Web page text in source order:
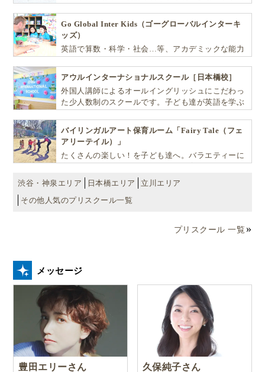
Go Global Inter Kids（ゴーグローバルインターキ
ッズ）
英語で算数・科学・社会…等、アカデミックな能力
を育む少人数制のプリスクールです。
アウルインターナショナルスクール［日本橋校］
外国人講師によるオールイングリッシュにこだわっ
た少人数制のスクールです。子ども達が英語を学ぶ
バイリンガルアート保育ルーム「Fairy Tale（フェ
アリーテイル）」
たくさんの楽しい！を子ども達へ。バラエティーに
『生きる力』を育てます。
渋谷・神泉エリア 日本橋エリア
立川エリア
その他人気のプリスクール一覧
プリスクール 一覧
メッセージ
豊田エリーさん 久保純子さん